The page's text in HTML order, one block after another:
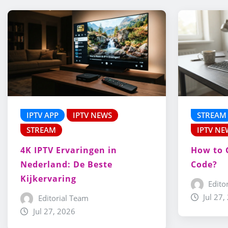
IPTV APP
IPTV NEWS
STREAM
4K IPTV Ervaringen in
Nederland: De Beste
Kijkervaring
Editorial Team
Jul 27, 2026
STREAM
IPTV
How to
Code?
Jul 27,